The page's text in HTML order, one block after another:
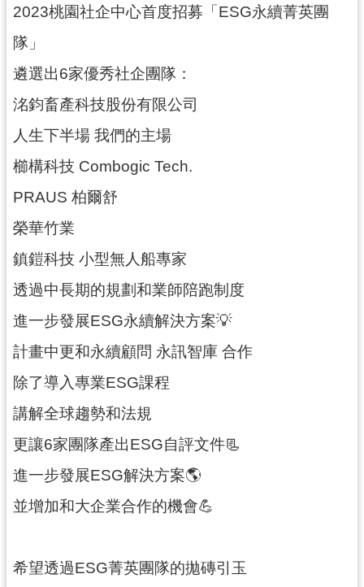
訊
開
回
首
頁
網
站
導
覽
市
政
信
箱
桃
園
市
政
隱
權
網
2023桃園社企中心首度招募「ESG永續菁英團
隊」
遴選出6家優秀社企團隊：
洺鈞畜產科技股份有限公司
人生下半場 我們的主場
櫛構科技 Combogic Tech.
PRAUS 柏爾舒
榮華竹業
鎮鎧科技 小型無人船專家
透過中長期的規劃和業師陪跑制度
進一步發展ESG永續解決方案💡
計畫中更和永續顧問 永訊智庫 合作
除了導入專業ESG課程
講解全球趨勢和法規
更讓6家團隊產出ESG自評文件📃
進一步發展ESG解決方案🌎
並增加和大企業合作的機會💪
希望透過ESG菁英團隊的拋磚引玉